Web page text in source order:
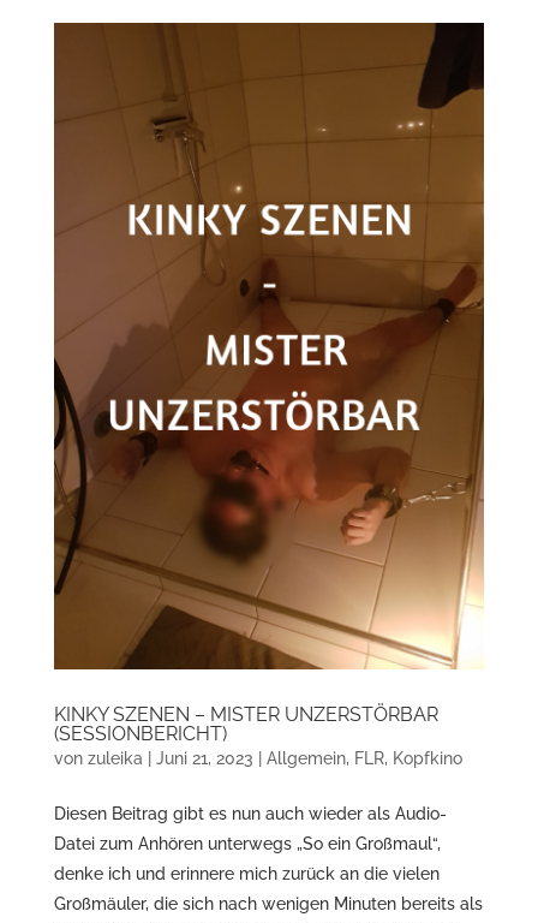
KINKY SZENEN – MISTER UNZERSTÖRBAR
(SESSIONBERICHT)
von zuleika| Juni 21, 2023 Allgemein, FLR, Kopfkino
Diesen Beitrag gibt es nun auch wieder als Audio-
Datei zum Anhören unterwegs „So ein Großmaul“,
denke ich und erinnere mich zurück an die vielen
Großmäuler, die sich nach wenigen Minuten bereits als